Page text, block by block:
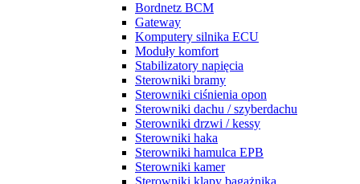
Bordnetz BCM
Gateway
Komputery silnika ECU
Moduły komfort
Stabilizatory napięcia
Sterowniki bramy
Sterowniki ciśnienia opon
Sterowniki dachu / szyberdachu
Sterowniki drzwi / kessy
Sterowniki haka
Sterowniki hamulca EPB
Sterowniki kamer
Sterowniki klapy bagażnika